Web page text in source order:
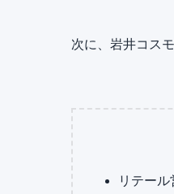
次に、岩井コス
リテール